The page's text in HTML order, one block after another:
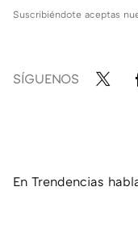
Suscribiéndote aceptas
SÍGUENOS
En Trendencias